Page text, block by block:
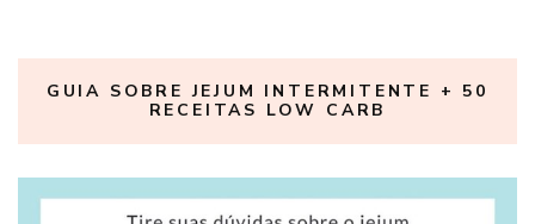
GUIA SOBRE JEJUM INTERMITENTE + 50
RECEITAS LOW CARB